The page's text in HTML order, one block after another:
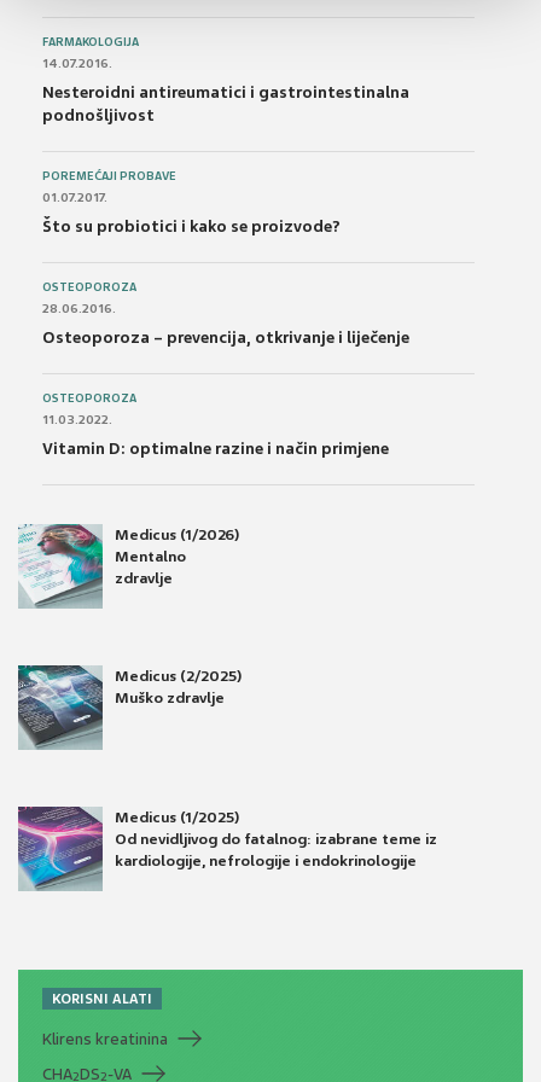
FARMAKOLOGIJA
14.07.2016.
Nesteroidni antireumatici i gastrointestinalna
podnošljivost
POREMEĆAJI PROBAVE
01.07.2017.
Što su probiotici i kako se proizvode?
OSTEOPOROZA
28.06.2016.
Osteoporoza – prevencija, otkrivanje i liječenje
OSTEOPOROZA
11.03.2022.
Vitamin D: optimalne razine i način primjene
Medicus (1/2026)
Mentalno
zdravlje
Medicus (2/2025)
Muško zdravlje
Medicus (1/2025)
Od nevidljivog do fatalnog: izabrane teme iz
kardiologije, nefrologije i endokrinologije
KORISNI ALATI
Klirens kreatinina
CHA2DS2-VA